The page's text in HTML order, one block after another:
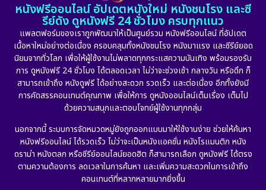
หนังฟรีออนไลน์ อัปเดตหนังใหม่ หนังชนโรง และซี
รีย์ดัง ดูหนังฟรี 24 ชั่วโมง ครบทุกแนว
แพลตฟอร์มของเราถูกพัฒนาให้เป็นศูนย์รวม หนังฟรีออนไลน์ ที่อัปเดต
เนื้อหาใหม่อย่างต่อเนื่อง ครอบคลุมทั้งหนังชนโรง หนังมาแรง และซีรีย์ยอด
นิยมจากทั่วโลก เพื่อให้ผู้ใช้งานไม่พลาดทุกกระแสความบันเทิง พร้อมรองรับ
การ ดูหนังฟรี 24 ชั่วโมง ได้ตลอดเวลา ไม่ว่าจะช่วงเช้า กลางวัน หรือดึก ก็
สามารถเข้าถึง หนังดูฟรี ได้อย่างสะดวก รวดเร็ว และต่อเนื่อง อีกทั้งยังมี
การคัดสรรคอนเทนต์คุณภาพ เพื่อให้การ ดูหนังออนไลน์เต็มเรื่อง เต็มไป
ด้วยความสนุกและตอบโจทย์ผู้ใช้งานทุกกลุ่ม
นอกจากนี้ ระบบการจัดหมวดหมู่ยังถูกออกแบบมาให้ใช้งานง่าย ช่วยให้ค้นหา
หนังฟรีออนไลน์ ได้รวดเร็ว ไม่ว่าจะเป็นหนังแอคชั่น หนังโรแมนติก หนัง
ดราม่า หนังตลก หรือซีรีย์ออนไลน์ยอดฮิต ก็สามารถเลือก ดูหนังฟรี ได้ตรง
ตามความต้องการ ลดเวลาในการค้นหา และเพิ่มความสะดวกในการเข้าถึง
คอนเทนต์ที่หลากหลายมากยิ่งขึ้น